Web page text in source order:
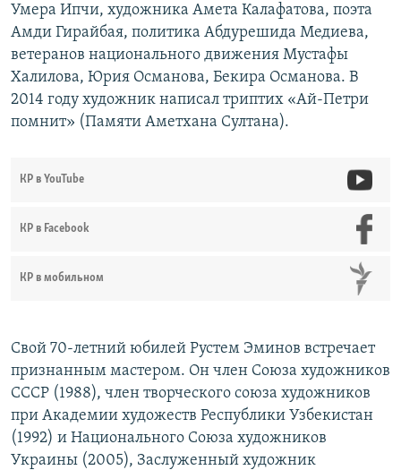
Умера Ипчи, художника Амета Калафатова, поэта
Амди Гирайбая, политика Абдурешида Медиева,
ветеранов национального движения Мустафы
Халилова, Юрия Османова, Бекира Османова. В
2014 году художник написал триптих «Ай-Петри
помнит» (Памяти Аметхана Султана).
КР в YouTube
КР в Facebook
КР в мобильном
Свой 70-летний юбилей Рустем Эминов встречает
признанным мастером. Он член Союза художников
СССР (1988), член творческого союза художников
при Академии художеств Республики Узбекистан
(1992) и Национального Союза художников
Украины (2005), Заслуженный художник